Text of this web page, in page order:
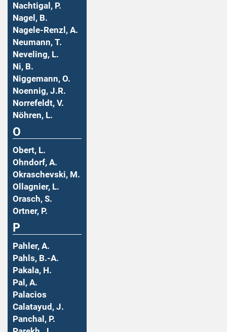
Nachtigal, P.
Nagel, B.
Nagele-Renzl, A.
Neumann, T.
Neveling, L.
Ni, B.
Niggemann, O.
Noennig, J.R.
Norrefeldt, V.
Nöhren, L.
O
Obert, L.
Ohndorf, A.
Okraschevski, M.
Ollagnier, L.
Orasch, S.
Ortner, P.
P
Pahler, A.
Pahls, B.-A.
Pakala, H.
Pal, A.
Palacios
Calatayud, J.
Panchal, P.